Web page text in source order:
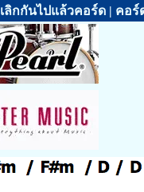
เลิกกันไปแล้วคอร์ด | คอร์